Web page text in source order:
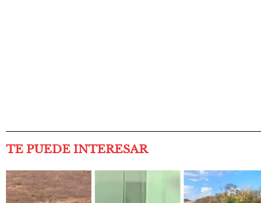
TE PUEDE INTERESAR